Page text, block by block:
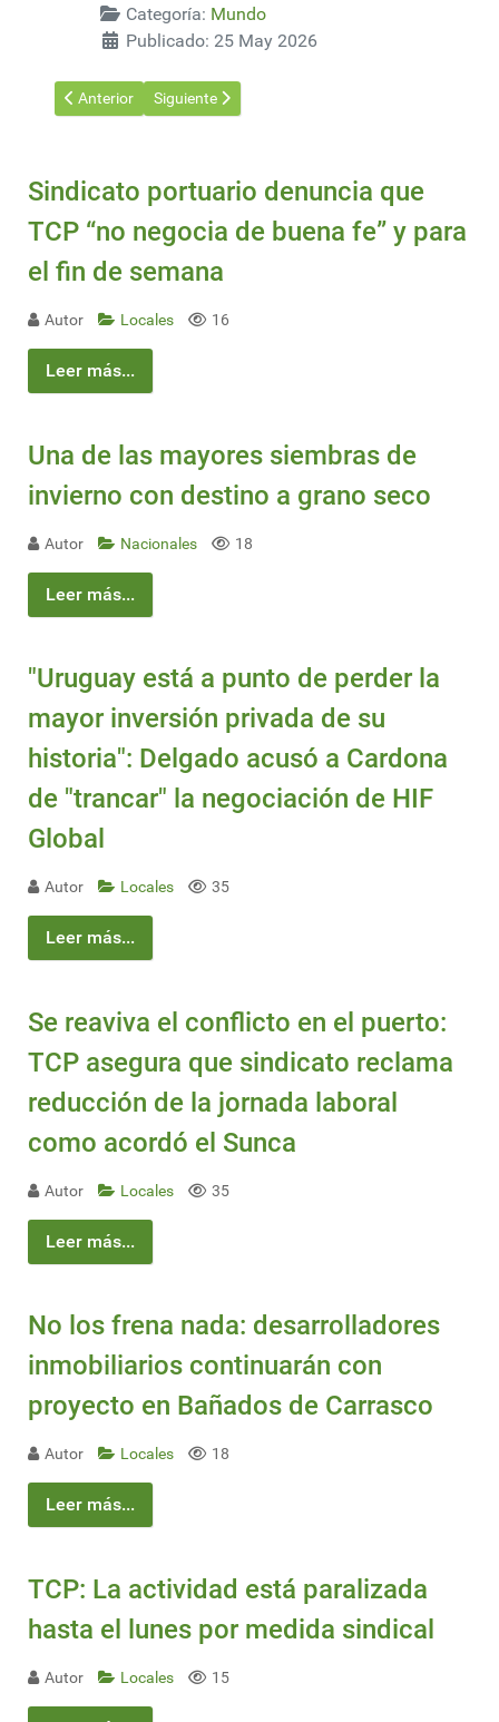
Categoría: Mundo
Publicado: 25 May 2026
Artículo anterior: El precio del carbono gana terreno global.
Anterior Artículo siguiente: Competitive advantage starts
Siguiente
Sindicato portuario denuncia que
TCP “no negocia de buena fe” y para
el fin de semana
Autor Locales 16
Leer más...
Una de las mayores siembras de
invierno con destino a grano seco
Autor Nacionales 18
Leer más...
"Uruguay está a punto de perder la
mayor inversión privada de su
historia": Delgado acusó a Cardona
de "trancar" la negociación de HIF
Global
Autor Locales 35
Leer más...
Se reaviva el conflicto en el puerto:
TCP asegura que sindicato reclama
reducción de la jornada laboral
como acordó el Sunca
Autor Locales 35
Leer más...
No los frena nada: desarrolladores
inmobiliarios continuarán con
proyecto en Bañados de Carrasco
Autor Locales 18
Leer más...
TCP: La actividad está paralizada
hasta el lunes por medida sindical
Autor Locales 15